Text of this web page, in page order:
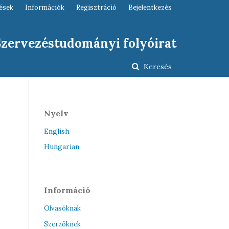
folyóirat
Keresés
Információk Regisztráció Bejelentkezés
Nyelv
English
Hungarian
Információ
Olvasóknak
Szerzőknek